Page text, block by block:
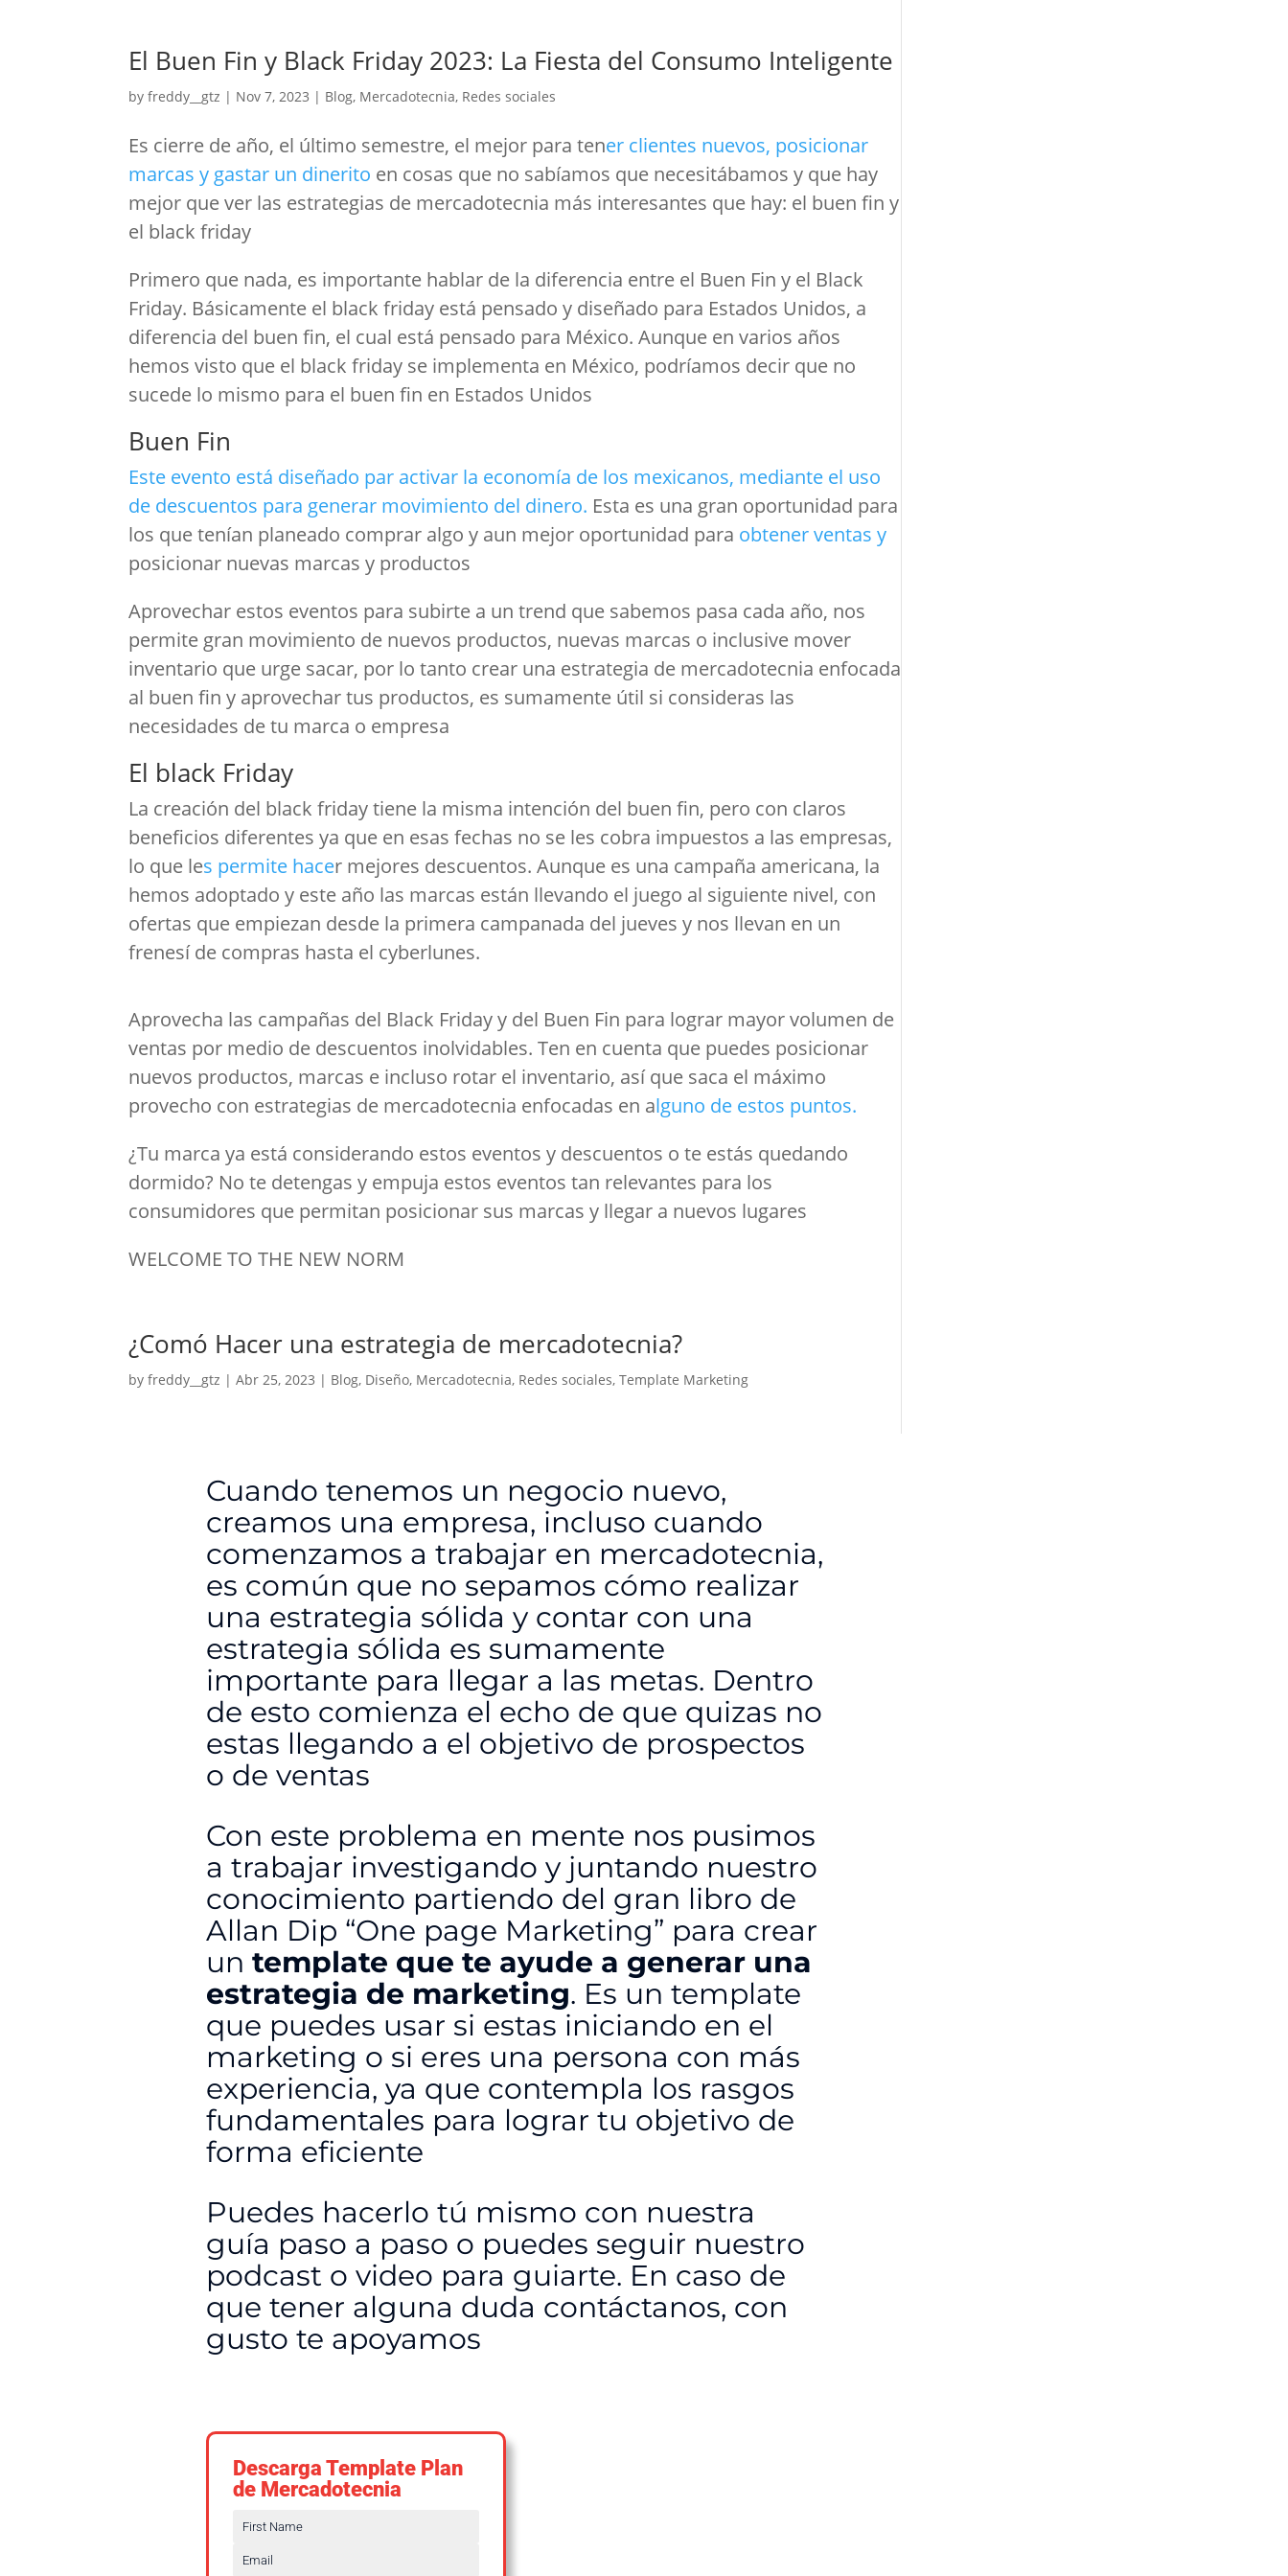
El Buen Fin y Black Friday 2023: La Fiesta del Consumo Inteligente
byfreddy__gtz | Nov 7, 2023 | Blog, Mercadotecnia, Redes sociales
Es cierre de año, el último semestre, el mejor para tener clientes nuevos, posicionar
marcas y gastar un dinerito en cosas que no sabíamos que necesitábamos y que hay
mejor que ver las estrategias de mercadotecnia más interesantes que hay: el buen fin y
el black friday
Primero que nada, es importante hablar de la diferencia entre el Buen Fin y el Black
Friday. Básicamente el black friday está pensado y diseñado para Estados Unidos, a
diferencia del buen fin, el cual está pensado para México. Aunque en varios años
hemos visto que el black friday se implementa en México, podríamos decir que no
sucede lo mismo para el buen fin en Estados Unidos
Buen Fin
Este evento está diseñado par activar la economía de los mexicanos, mediante el uso
de descuentos para generar movimiento del dinero. Esta es una gran oportunidad para
los que tenían planeado comprar algo y aun mejor oportunidad para obtener ventas y
posicionar nuevas marcas y productos
Aprovechar estos eventos para subirte a un trend que sabemos pasa cada año, nos
permite gran movimiento de nuevos productos, nuevas marcas o inclusive mover
inventario que urge sacar, por lo tanto crear una estrategia de mercadotecnia enfocada
al buen fin y aprovechar tus productos, es sumamente útil si consideras las
necesidades de tu marca o empresa
El black Friday
La creación del black friday tiene la misma intención del buen fin, pero con claros
beneficios diferentes ya que en esas fechas no se les cobra impuestos a las empresas,
lo que les permite hacer mejores descuentos. Aunque es una campaña americana, la
hemos adoptado y este año las marcas están llevando el juego al siguiente nivel, con
ofertas que empiezan desde la primera campanada del jueves y nos llevan en un
frenesí de compras hasta el cyberlunes.
Aprovecha las campañas del Black Friday y del Buen Fin para lograr mayor volumen de
ventas por medio de descuentos inolvidables. Ten en cuenta que puedes posicionar
nuevos productos, marcas e incluso rotar el inventario, así que saca el máximo
provecho con estrategias de mercadotecnia enfocadas en alguno de estos puntos.
¿Tu marca ya está considerando estos eventos y descuentos o te estás quedando
dormido? No te detengas y empuja estos eventos tan relevantes para los
consumidores que permitan posicionar sus marcas y llegar a nuevos lugares
WELCOME TO THE NEW NORM
¿Comó Hacer una estrategia de mercadotecnia?
byfreddy__gtz |Abr 25, 2023 | Blog, Diseño, Mercadotecnia, Redes sociales,Template Marketing
Cuando tenemos un negocio nuevo,
creamos una empresa, incluso cuando
comenzamos a trabajar en mercadotecnia,
es común que no sepamos cómo realizar
una estrategia sólida y contar con una
estrategia sólida es sumamente
importante para llegar a las metas. Dentro
de esto comienza el echo de que quizas no
estas llegando a el objetivo de prospectos
o de ventas
Con este problema en mente nos pusimos
a trabajar investigando y juntando nuestro
conocimiento partiendo del gran libro de
Allan Dip “One page Marketing” para crear
untemplate que te ayude a generar una
estrategia de marketing. Es un template
que puedes usar si estas iniciando en el
marketing o si eres una persona con más
experiencia, ya que contempla los rasgos
fundamentales para lograr tu objetivo de
forma eficiente
Puedes hacerlo tú mismo con nuestra
guía paso a paso o puedes seguir nuestro
podcast o video para guiarte. En caso de
que tener alguna duda contáctanos, con
gusto te apoyamos
Descarga Template Plan
de Mercadotecnia